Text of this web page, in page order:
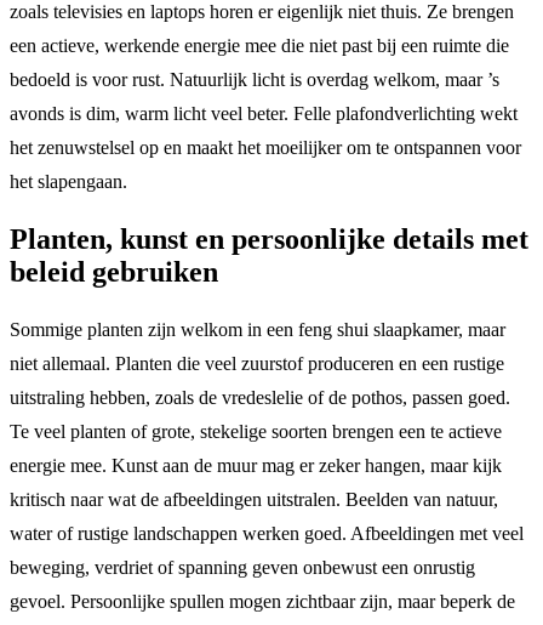
zoals televisies en laptops horen er eigenlijk niet thuis. Ze brengen
een actieve, werkende energie mee die niet past bij een ruimte die
bedoeld is voor rust. Natuurlijk licht is overdag welkom, maar ’s
avonds is dim, warm licht veel beter. Felle plafondverlichting wekt
het zenuwstelsel op en maakt het moeilijker om te ontspannen voor
het slapengaan.
Planten, kunst en persoonlijke details met
beleid gebruiken
Sommige planten zijn welkom in een feng shui slaapkamer, maar
niet allemaal. Planten die veel zuurstof produceren en een rustige
uitstraling hebben, zoals de vredeslelie of de pothos, passen goed.
Te veel planten of grote, stekelige soorten brengen een te actieve
energie mee. Kunst aan de muur mag er zeker hangen, maar kijk
kritisch naar wat de afbeeldingen uitstralen. Beelden van natuur,
water of rustige landschappen werken goed. Afbeeldingen met veel
beweging, verdriet of spanning geven onbewust een onrustig
gevoel. Persoonlijke spullen mogen zichtbaar zijn, maar beperk de